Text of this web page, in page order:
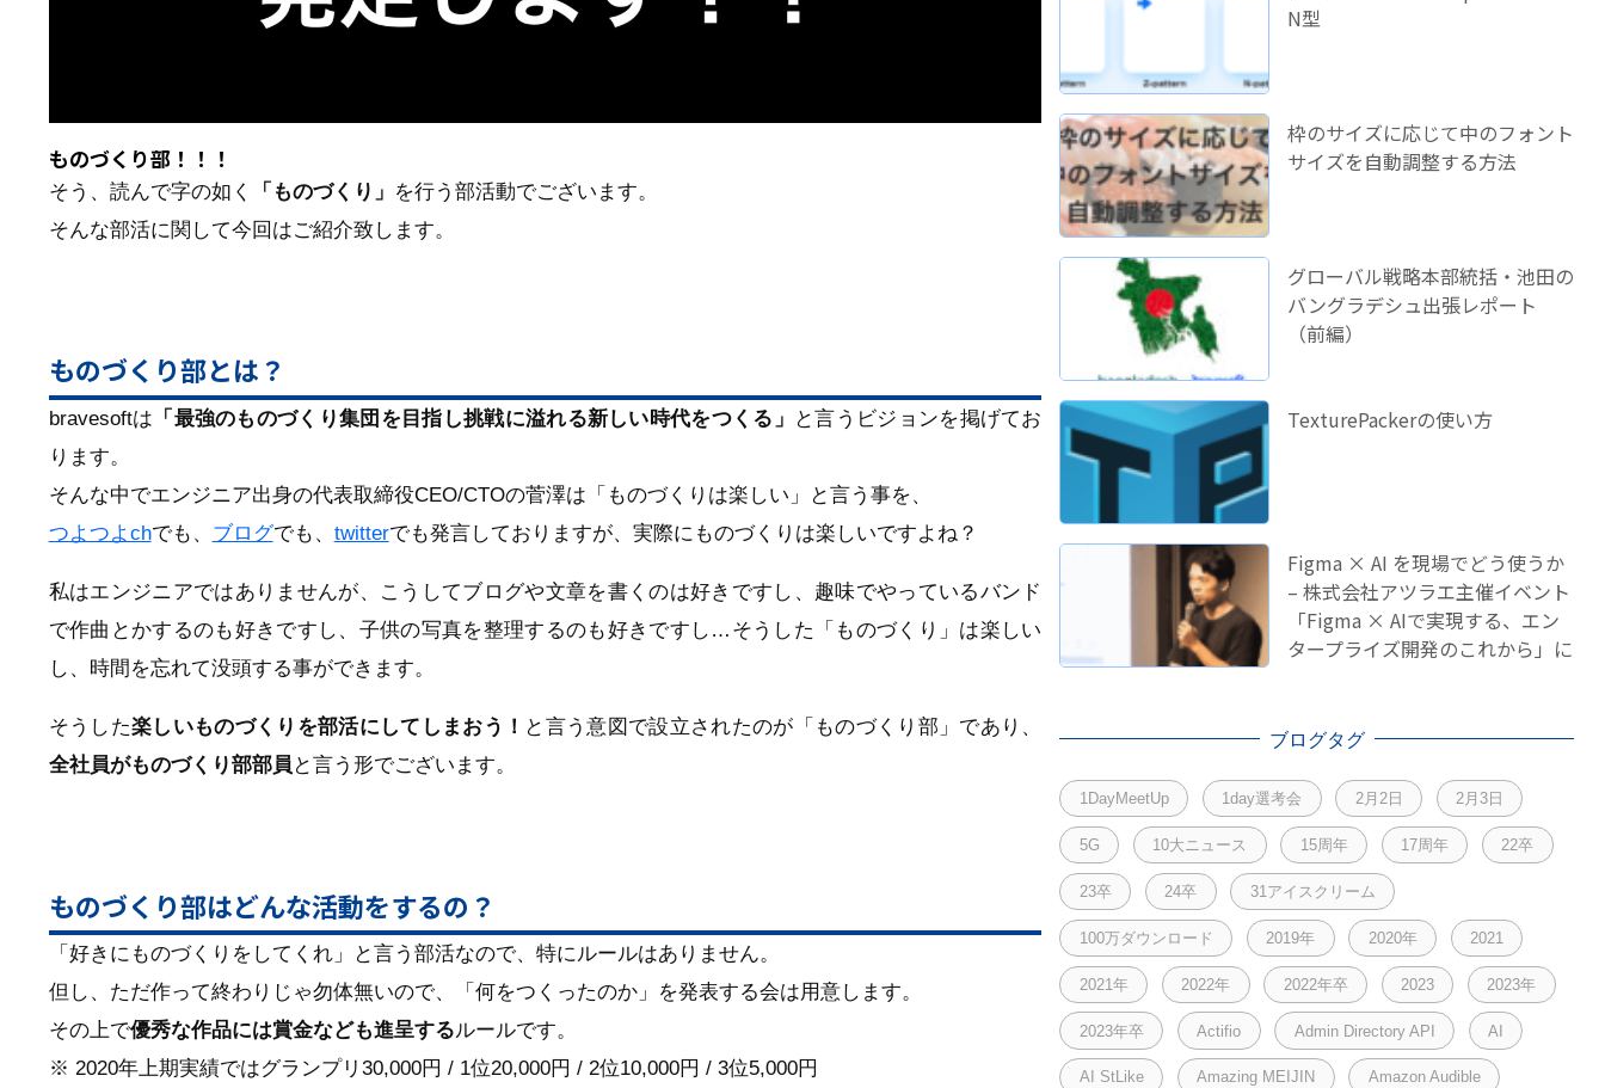
ものづくり部！！！
そう、読んで字の如く 「ものづくり」 を行う部活動でございます。
そんな部活に関して今回はご紹介致します。
ものづくり部とは？
bravesoftは 「最強のものづくり集団を目指し挑戦に溢れる新しい時代をつくる」
と言うビジョンを掲げてお
ります。
そんな中でエンジニア出身の代表取締役CEO/CTOの菅澤は「ものづくりは楽しい」と言う事を、
つよつよchでも、 ブログでも、 twitterでも発言しておりますが、実際にものづくりは楽しいですよね？
私はエンジニアではありませんが、こうしてブログや文章を書くのは好きですし、趣味でやっているバンド
で作曲とかするのも好きですし、子供の写真を整理するのも好きですし…そうした「ものづくり」は楽しい
し、時間を忘れて没頭する事ができます。
そうした楽しいものづくりを部活にしてしまおう！ と言う意図で設立されたのが「ものづくり部」であり、
全社員がものづくり部部員 と言う形でございます。
ものづくり部はどんな活動をするの？
「好きにものづくりをしてくれ」と言う部活なので、特にルールはありません。
但し、ただ作って終わりじゃ勿体無いので、「何をつくったのか」を発表する会は用意します。
その上で優秀な作品には賞金なども進呈するルールです。
※ 2020年上期実績ではグランプリ30,000円 / 1位20,000円 / 2位10,000円 / 3位5,000円
N型
枠のサイズに応じて中のフォント
サイズを自動調整する方法
グローバル戦略本部統括・池田の
バングラデシュ出張レポート
（前編）
TexturePackerの使い方
Figma × AI を現場でどう使うか
– 株式会社アツラエ主催イベント
「Figma × AIで実現する、エン
タープライズ開発のこれから」に
ブログタグ
1DayMeetUp 1day選考会 2月2日 2月3日
5G 10大ニュース 15周年 17周年 22卒
23卒 24卒 31アイスクリーム
100万ダウンロード 2019年 2020年 2021
2021年 2022年 2022年卒 2023 2023年
2023年卒 Actifio Admin Directory API AI
AI StLike Amazing MEIJIN Amazon Audible